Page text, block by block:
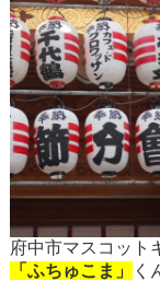
府中市マスコット
「ふちゅこま」
く